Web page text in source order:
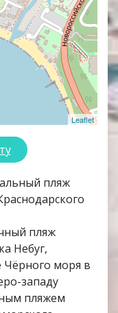
Leaflet
пляж
пляж
Небуг,
Чёрного моря в
западу
пляжем